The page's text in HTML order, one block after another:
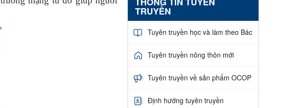
TRUYỀN
Tuyên truyền học và làm theo Bác
Tuyên truyền nông thôn mới
Tuyên truyền về sản phẩm OCOP
Định hướng tuyên truyền